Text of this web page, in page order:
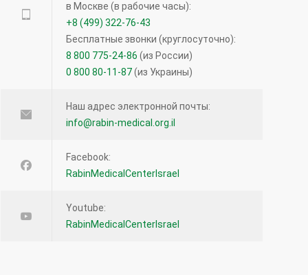
Прием кроверазжижающих препаратов
возможен и перед операцией — новое
исследование
Лимфома кожи: что нужно знать?
Что такое виртуальная колоноскопия?
в Москве (в рабочие часы):
+8 (499) 322-76-43
Бесплатные звонки (круглосуточно):
8 800 775-24-86 (из России)
0 800 80-11-87(из Украины)
Наш адрес электронной почты:
info@rabin-medical.org.il
Facebook:
RabinMedicalCenterIsrael
Youtube:
RabinMedicalCenterIsrael